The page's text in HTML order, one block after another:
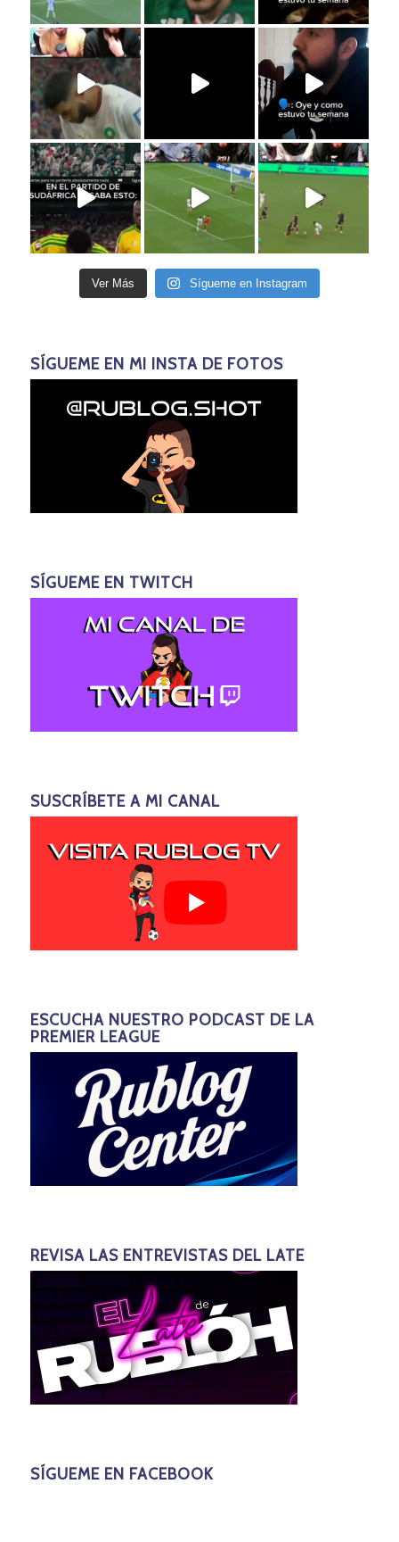
Ver Más Sígueme en Instagram
SÍGUEME EN MI INSTA DE FOTOS
SÍGUEME EN TWITCH
SUSCRÍBETE A MI CANAL
ESCUCHA NUESTRO PODCAST DE LA
PREMIER LEAGUE
REVISA LAS ENTREVISTAS DEL LATE
SÍGUEME EN FACEBOOK